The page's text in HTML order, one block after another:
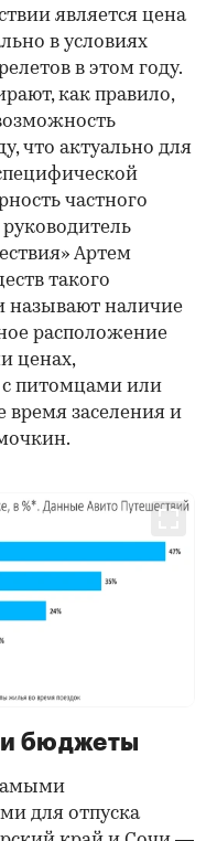
является цена
в условиях
в этом году.
как правило,
что актуально для
частного
Артем
такого
называют наличие
расположение
ценах,
с питомцами или
время заселения и
и бюджеты
для отпуска